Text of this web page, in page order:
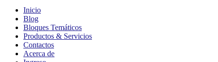
Inicio
Blog
Bloques Temáticos
Productos & Servicios
Contactos
Acerca de